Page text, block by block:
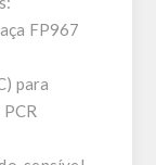
FP967
para